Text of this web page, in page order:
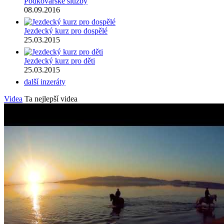
08.09.2016
Jezdecký kurz pro dospělé
25.03.2015
Jezdecký kurz pro děti
25.03.2015
další inzeráty
Videa Ta nejlepší videa